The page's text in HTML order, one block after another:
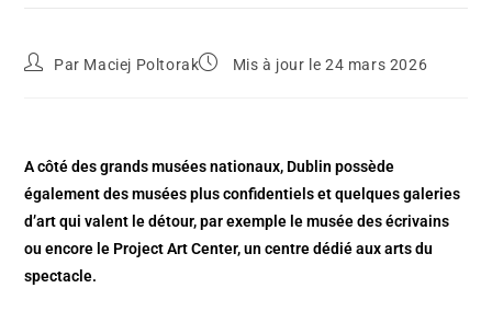
Par Maciej Poltorak Mis à jour le 24 mars 2026
A côté des grands musées nationaux, Dublin possède
également des musées plus confidentiels et quelques galeries
d’art qui valent le détour, par exemple le musée des écrivains
ou encore le Project Art Center, un centre dédié aux arts du
spectacle.